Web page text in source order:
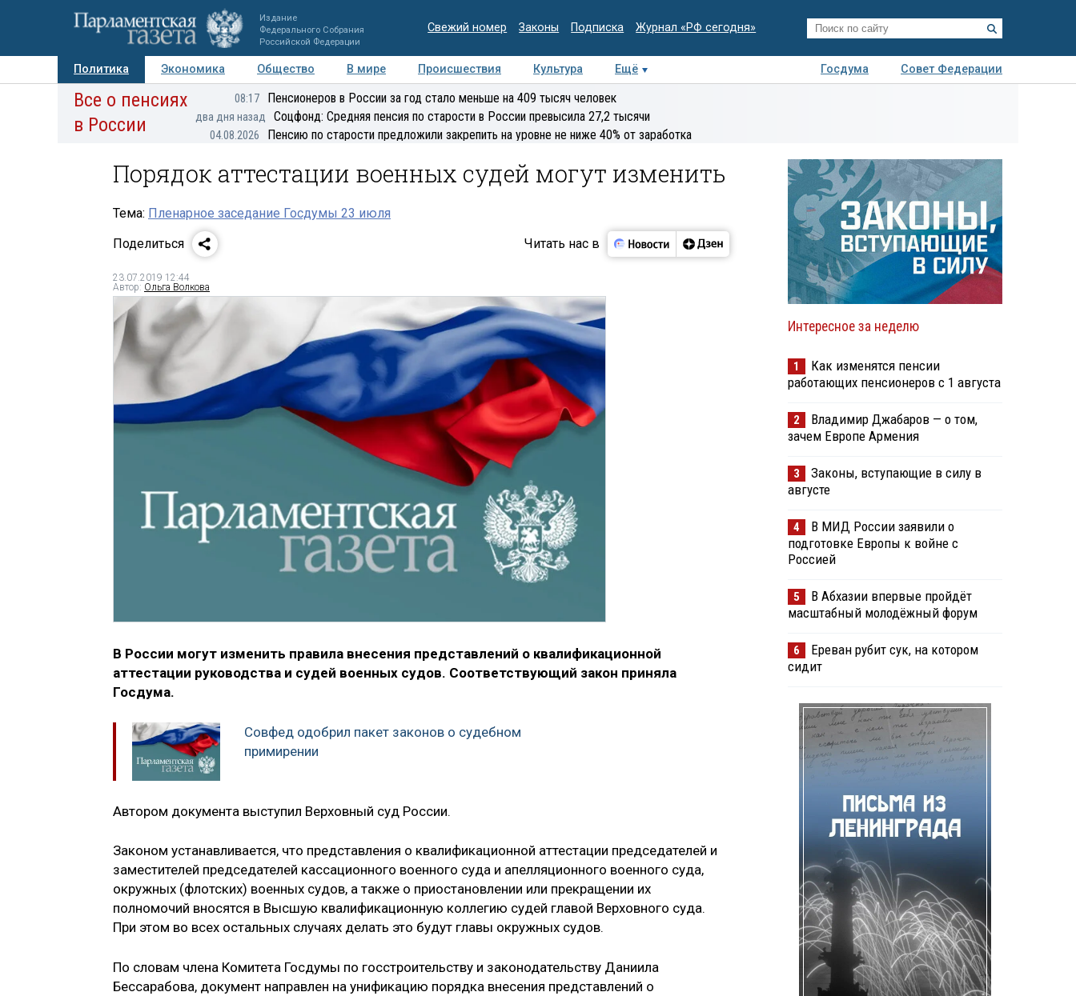
Издание
Федерального Собрания
Российской Федерации
Свежий номер Законы Подписка Журнал «РФ сегодня»
Политика Экономика Общество В мире Происшествия Культура Ещё Госдума
Совет Федерации
Авторы Персоны Мнения Регионы Медиацентр Интервью Колумнисты
Все о пенсиях
в России
08:17 Пенсионеров в России за год стало меньше на 409 тысяч человек
два дня назад Соцфонд: Средняя пенсия по старости в России превысила 27,2 тысячи
04.08.2026 Пенсию по старости предложили закрепить на уровне не ниже 40% от заработка
Порядок аттестации военных судей могут изменить
Тема: Пленарное заседание Госдумы 23 июля
Поделиться
Читать нас в
23.07.2019 12:44
Автор: Ольга Волкова
В России могут изменить правила внесения представлений о квалификационной
аттестации руководства и судей военных судов. Соответствующий закон приняла
Госдума.
Совфед одобрил пакет законов о судебном
примирении
Автором документа выступил Верховный суд России.
Законом устанавливается, что представления о квалификационной аттестации председателей и
заместителей председателей кассационного военного суда и апелляционного военного суда,
окружных (флотских) военных судов, а также о приостановлении или прекращении их
полномочий вносятся в Высшую квалификационную коллегию судей главой Верховного суда.
При этом во всех остальных случаях делать это будут главы окружных судов.
По словам члена Комитета Госдумы по госстроительству и законодательству Даниила
Бессарабова, документ направлен на унификацию порядка внесения представлений о
Интересное за неделю
1
Как изменятся пенсии
работающих пенсионеров с 1 августа
2
Владимир Джабаров — о том,
зачем Европе Армения
3
Законы, вступающие в силу в
августе
4
В МИД России заявили о
подготовке Европы к войне с
Россией
5
В Абхазии впервые пройдёт
масштабный молодёжный форум
6
Ереван рубит сук, на котором
сидит